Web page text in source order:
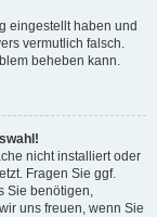
eingestellt haben und
vermutlich falsch.
beheben kann.
nicht installiert oder
Fragen Sie ggf.
Sie benötigen,
uns freuen, wenn Sie